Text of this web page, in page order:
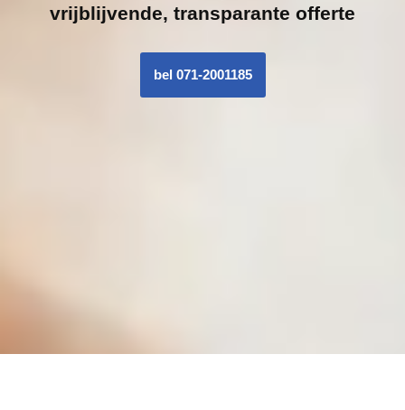
vrijblijvende, transparante offerte
bel 071-2001185